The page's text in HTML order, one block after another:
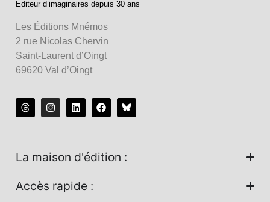
Éditeur d’imaginaires depuis 30 ans
Les Éditions Mnémos
2 rue Nicolas Chervin
Saint-Laurent d’Oingt
69620 Val d’Oingt
La maison d'édition :
Accès rapide :